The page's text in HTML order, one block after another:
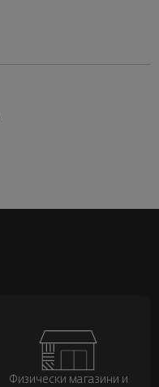
Физически магазини и